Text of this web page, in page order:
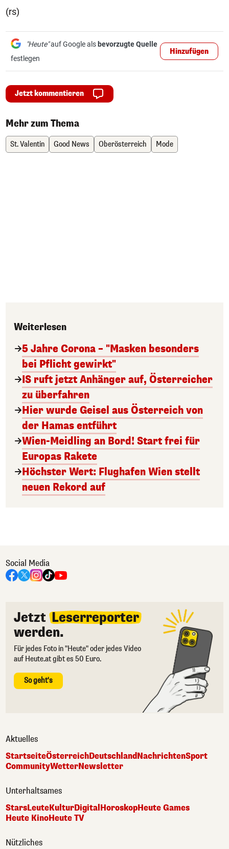
(rs)
"Heute"auf Google als bevorzugte Quelle
festlegen
Hinzufügen
Jetzt kommentieren
Mehr zum Thema
St. Valentin Good News Oberösterreich Mode
Weiterlesen
5 Jahre Corona – "Masken besonders
bei Pflicht gewirkt"
IS ruft jetzt Anhänger auf, Österreicher
zu überfahren
Hier wurde Geisel aus Österreich von
der Hamas entführt
Wien-Meidling an Bord! Start frei für
Europas Rakete
Höchster Wert: Flughafen Wien stellt
neuen Rekord auf
Social Media
Jetzt Leserreporter
werden.
Für jedes Foto in "Heute" oder jedes Video
auf Heute.at gibt es 50 Euro.
So geht's
Aktuelles
StartseiteÖsterreichDeutschlandNachrichtenSport
CommunityWetterNewsletter
Unterhaltsames
StarsLeuteKulturDigital HoroskopHeute Games
Heute KinoHeute TV
Nützliches